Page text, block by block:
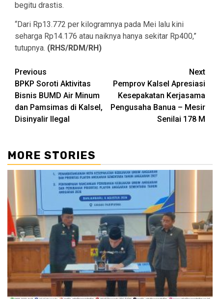
begitu drastis.
“Dari Rp13.772 per kilogramnya pada Mei lalu kini
seharga Rp14.176 atau naiknya hanya sekitar Rp400,”
tutupnya. (RHS/RDM/RH)
Continue
Reading
Previous
BPKP Soroti Aktivitas
Bisnis BUMD Air Minum
dan Pamsimas di Kalsel,
Disinyalir Ilegal
Next
Pemprov Kalsel Apresiasi
Kesepakatan Kerjasama
Pengusaha Banua – Mesir
Senilai 178 M
MORE STORIES